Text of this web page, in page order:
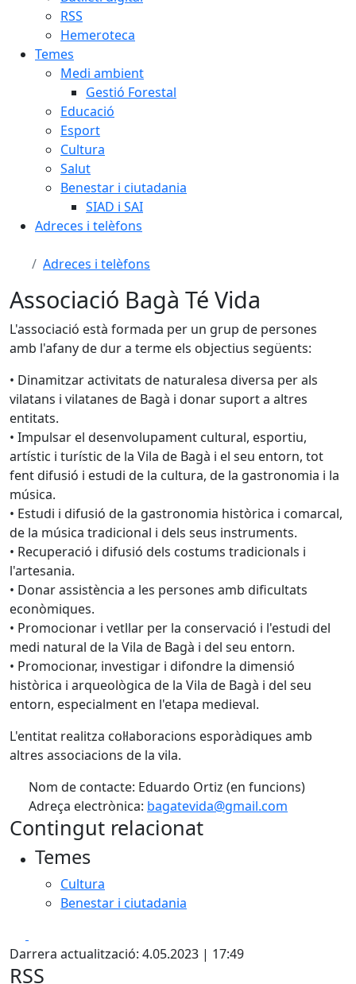
RSS
Hemeroteca
Temes
Medi ambient
Gestió Forestal
Educació
Esport
Cultura
Salut
Benestar i ciutadania
SIAD i SAI
Adreces i telèfons
Adreces i telèfons
Associació Bagà Té Vida
L'associació està formada per un grup de persones
amb l'afany de dur a terme els objectius següents:
• Dinamitzar activitats de naturalesa diversa per als
vilatans i vilatanes de Bagà i donar suport a altres
entitats.
• Impulsar el desenvolupament cultural, esportiu,
artístic i turístic de la Vila de Bagà i el seu entorn, tot
fent difusió i estudi de la cultura, de la gastronomia i la
música.
• Estudi i difusió de la gastronomia històrica i comarcal,
de la música tradicional i dels seus instruments.
• Recuperació i difusió dels costums tradicionals i
l'artesania.
• Donar assistència a les persones amb dificultats
econòmiques.
• Promocionar i vetllar per la conservació i l'estudi del
medi natural de la Vila de Bagà i del seu entorn.
• Promocionar, investigar i difondre la dimensió
històrica i arqueològica de la Vila de Bagà i del seu
entorn, especialment en l'etapa medieval.
L'entitat realitza col·laboracions esporàdiques amb
altres associacions de la vila.
Nom de contacte: Eduardo Ortiz (en funcions)
Adreça electrònica: bagatevida@gmail.com
Contingut relacionat
Temes
Cultura
Benestar i ciutadania
Darrera actualització: 4.05.2023 | 17:49
RSS